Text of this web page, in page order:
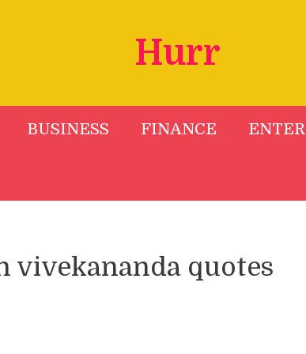
Hurr
BUSINESS FINANCE
vivekananda quotes